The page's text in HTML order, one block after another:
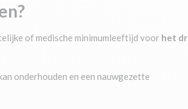
of medische minimumleeftijd voor het
onderhouden en een nauwgezette